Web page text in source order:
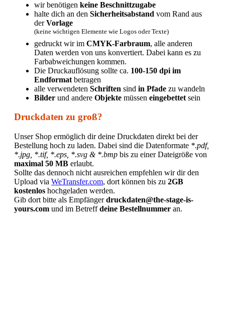
wir benötigen keine Beschnittzugabe
halte dich an den Sicherheitsabstand vom Rand aus
derVorlage
(keine wichtigen Elemente wie Logos oder Texte)
gedruckt wir im CMYK-Farbraum, alle anderen
Daten werden von uns konvertiert. Dabei kann es zu
Farbabweichungen kommen.
Die Druckauflösung sollte ca. 100-150 dpi im
Endformat betragen
alle verwendeten Schriften sind in Pfade zu wandeln
Bilder und andere Objekte müssen eingebettet sein
Druckdaten zu groß?
Unser Shop ermöglich dir deine Druckdaten direkt bei der
Bestellung hoch zu laden. Dabei sind die Datenformate *.pdf,
*.jpg, *.tif, *.eps, *.svg & *.bmp bis zu einer Dateigröße von
maximal 50 MB erlaubt.
Sollte das dennoch nicht ausreichen empfehlen wir dir den
Upload via WeTransfer.com, dort können bis zu 2GB
kostenlos hochgeladen werden.
Gib dort bitte als Empfängerdruckdaten@the-stage-is-
yours.com und im Betreffdeine Bestellnummer an.